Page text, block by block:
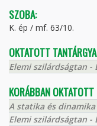
SZOBA:
K. ép / mf. 63/10.
OKTATOTT
Elemi szilárdságtan -
KORÁBBAN OKTATOTT
A statika és dinamika
Elemi szilárdságtan -